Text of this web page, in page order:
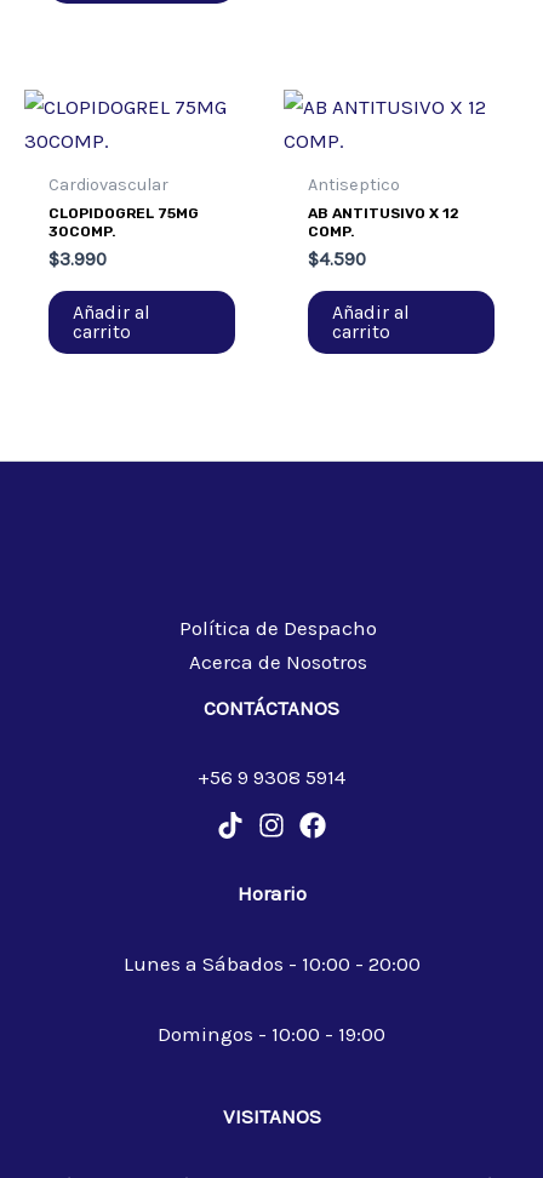
Cardiovascular
CLOPIDOGREL 75MG
30COMP.
$3.990
Añadir al
carrito
Antiseptico
AB ANTITUSIVO X 12
COMP.
$4.590
Añadir al
carrito
Política de Despacho
Acerca de Nosotros
CONTÁCTANOS
+56 9 9308 5914
Horario
Lunes a Sábados - 10:00 - 20:00
Domingos - 10:00 - 19:00
VISITANOS